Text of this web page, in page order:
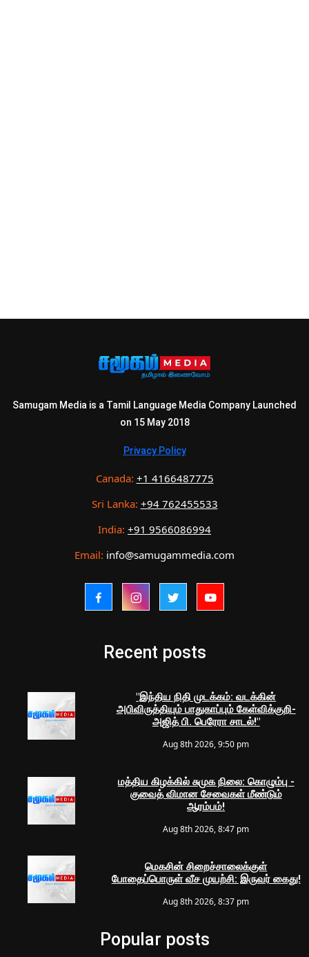
Samugam Media is a Tamil Language Media Company Launched
on 15 May 2018
Privacy Policy
Canada: +1 4166487775
Sri Lanka: +94 762455533
India: +91 9566086994
Email: info@samugammedia.com
Recent posts
"இந்திய நிதி முடக்கம்: வடக்கின்
அபிவிருத்தியும் பாதுகாப்பும் கேள்விக்குறி-
அஜித் பி. பெரேரா சாடல்!"
Aug 8th 2026, 9:50 pm
மத்திய கிழக்கில் சுமுக நிலை: கொழும்பு -
குவைத் விமான சேவைகள் மீண்டும்
ஆரம்பம்!
Aug 8th 2026, 8:47 pm
மெகசின் சிறைச்சாலைக்குள்
போதைப்பொருள் வீச முயற்சி: இருவர் கைது!
Aug 8th 2026, 8:37 pm
Popular posts